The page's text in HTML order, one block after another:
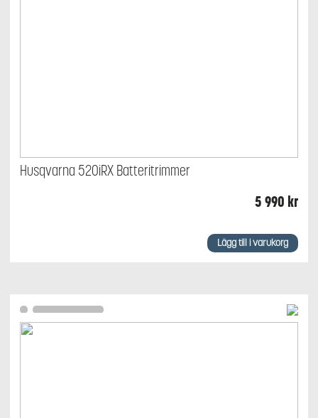
Husqvarna 520iRX Batteritrimmer
5 990 kr
Lägg till i varukorg